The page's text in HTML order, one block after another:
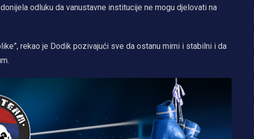
odluku da vanustavne institucije ne mogu djelovati na
rekao je Dodik pozivajući sve da ostanu mirni i stabilni i da